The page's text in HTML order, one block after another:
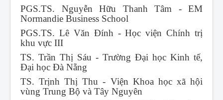
PGS.TS. Nguyễn Hữu Thanh Tâm - EM
Normandie Business School
PGS.TS. Lê Văn Đính - Học viện Chính trị
khu vực III
TS. Trần Thị Sáu - Trường Đại học Kinh tế,
Đại học Đà Nẵng
TS. Trịnh Thị Thu - Viện Khoa học xã hội
vùng Trung Bộ và Tây Nguyên